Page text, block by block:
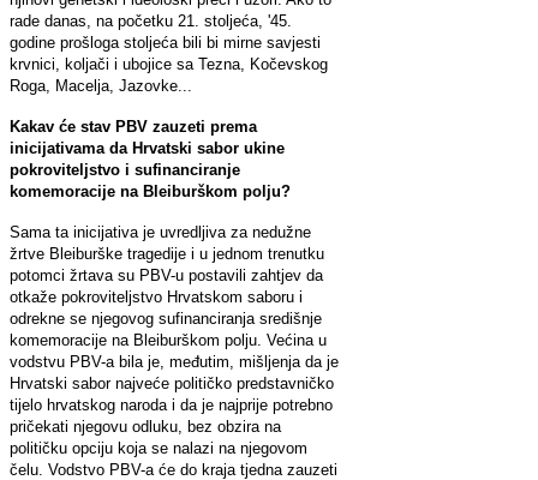
rade danas, na početku 21. stoljeća, '45.
godine prošloga stoljeća bili bi mirne savjesti
krvnici, koljači i ubojice sa Tezna, Kočevskog
Roga, Macelja, Jazovke...
Kakav će stav PBV zauzeti prema
inicijativama da Hrvatski sabor ukine
pokroviteljstvo i sufinanciranje
komemoracije na Bleiburškom polju?
Sama ta inicijativa je uvredljiva za nedužne
žrtve Bleiburške tragedije i u jednom trenutku
potomci žrtava su PBV-u postavili zahtjev da
otkaže pokroviteljstvo Hrvatskom saboru i
odrekne se njegovog sufinanciranja središnje
komemoracije na Bleiburškom polju. Većina u
vodstvu PBV-a bila je, međutim, mišljenja da je
Hrvatski sabor najveće političko predstavničko
tijelo hrvatskog naroda i da je najprije potrebno
pričekati njegovu odluku, bez obzira na
političku opciju koja se nalazi na njegovom
čelu. Vodstvo PBV-a će do kraja tjedna zauzeti